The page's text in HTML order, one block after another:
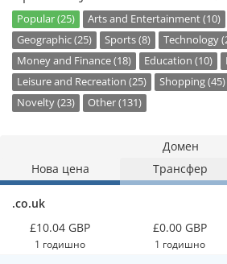
Popular (25) Arts and Entertainment (10)
Geographic (25)
Sports (8) Technology
Money and Finance (18)
Education (10)
Leisure and Recreation (25)
Shopping (45)
Novelty (23)
Other (131)
Домен
Нова цена
Трансфер
.co.uk
£10.04 GBP
1 годишно
£0.00 GBP
1 годишно